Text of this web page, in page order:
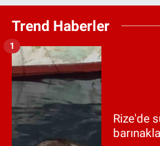
Trend Haberler
Rize'de
1